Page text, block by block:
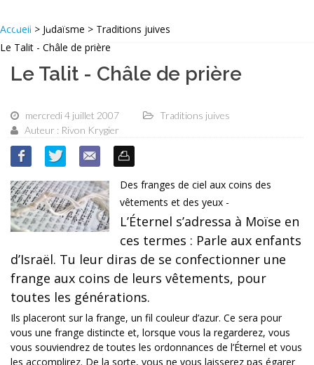
Accueil > Judaïsme > Traditions juives
Le Talit - Châle de prière
Le Talit - Châle de prière
mercredi 4 juillet 2007
Traditions juives
Auteur : Rivon Krygier
Des franges de ciel aux coins des
vêtements et des yeux -
L’Éternel s’adressa à Moïse en
ces termes : Parle aux enfants
d’Israël. Tu leur diras de se confectionner une
frange aux coins de leurs vêtements, pour
toutes les générations.
Ils placeront sur la frange, un fil couleur d’azur. Ce sera pour
vous une frange distincte et, lorsque vous la regarderez, vous
vous souviendrez de toutes les ordonnances de l’Éternel et vous
les accomplirez. De la sorte, vous ne vous laisserez pas égarer